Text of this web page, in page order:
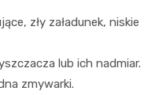
zły załadunek, niskie
lub ich nadmiar.
zmywarki.